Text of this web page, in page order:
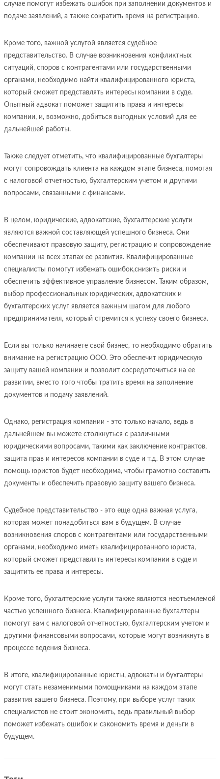
случае помогут избежать ошибок при заполнении документов и
подаче заявлений, а также сократить время на регистрацию.
Кроме того, важной услугой является судебное
представительство. В случае возникновения конфликтных
ситуаций, споров с контрагентами или государственными
органами, необходимо найти квалифицированного юриста,
который сможет представлять интересы компании в суде.
Опытный адвокат поможет защитить права и интересы
компании, и, возможно, добиться выгодных условий для ее
дальнейшей работы.
Также следует отметить, что квалифицированные бухгалтеры
могут сопровождать клиента на каждом этапе бизнеса, помогая
с налоговой отчетностью, бухгалтерским учетом и другими
вопросами, связанными с финансами.
В целом, юридические, адвокатские, бухгалтерские услуги
являются важной составляющей успешного бизнеса. Они
обеспечивают правовую защиту, регистрацию и сопровождение
компании на всех этапах ее развития. Квалифицированные
специалисты помогут избежать ошибок,снизить риски и
обеспечить эффективное управление бизнесом. Таким образом,
выбор профессиональных юридических, адвокатских и
бухгалтерских услуг является важным шагом для любого
предпринимателя, который стремится к успеху своего бизнеса.
Если вы только начинаете свой бизнес, то необходимо обратить
внимание на регистрацию ООО. Это обеспечит юридическую
защиту вашей компании и позволит сосредоточиться на ее
развитии, вместо того чтобы тратить время на заполнение
документов и подачу заявлений.
Однако, регистрация компании - это только начало, ведь в
дальнейшем вы можете столкнуться с различными
юридическими вопросами, такими как заключение контрактов,
защита прав и интересов компании в суде и т.д. В этом случае
помощь юристов будет необходима, чтобы грамотно составить
документы и обеспечить правовую защиту вашего бизнеса.
Судебное представительство - это еще одна важная услуга,
которая может понадобиться вам в будущем. В случае
возникновения споров с контрагентами или государственными
органами, необходимо иметь квалифицированного юриста,
который сможет представлять интересы компании в суде и
защитить ее права и интересы.
Кроме того, бухгалтерские услуги также являются неотъемлемой
частью успешного бизнеса. Квалифицированные бухгалтеры
помогут вам с налоговой отчетностью, бухгалтерским учетом и
другими финансовыми вопросами, которые могут возникнуть в
процессе ведения бизнеса.
В итоге, квалифицированные юристы, адвокаты и бухгалтеры
могут стать незаменимыми помощниками на каждом этапе
развития вашего бизнеса. Поэтому, при выборе услуг таких
специалистов не стоит экономить, ведь правильный выбор
поможет избежать ошибок и сэкономить время и деньги в
будущем.